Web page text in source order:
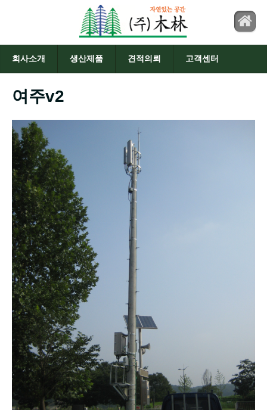
회사소개 생산제품 견적의뢰 고객센터
여주v2